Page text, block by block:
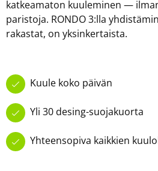
katkeamaton kuuleminen —
paristoja. RONDO 3:lla
rakastat, on yksinkertaista.
Kuule koko päivän
Yli 30 desing-suojakuorta
Yhteensopiva kaikkien